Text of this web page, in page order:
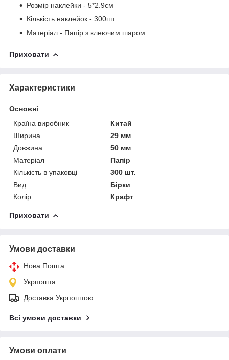
Розмір наклейки - 5*2.9см
Кількість наклейок - 300шт
Матеріал - Папір з клеючим шаром
Приховати
Характеристики
Основні
Країна виробник
Китай
Ширина
29 мм
Довжина
50 мм
Матеріал
Папір
Кількість в упаковці
300 шт.
Вид
Бірки
Колір
Крафт
Приховати
Умови доставки
Нова Пошта
Укрпошта
Доставка Укрпоштою
Всі умови доставки
Умови оплати